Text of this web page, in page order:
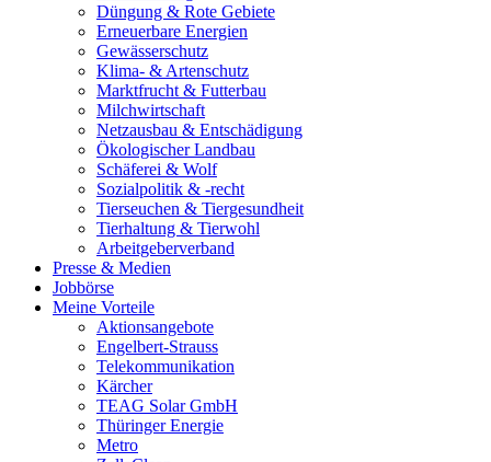
Düngung & Rote Gebiete
Erneuerbare Energien
Gewässerschutz
Klima- & Artenschutz
Marktfrucht & Futterbau
Milchwirtschaft
Netzausbau & Entschädigung
Ökologischer Landbau
Schäferei & Wolf
Sozialpolitik & -recht
Tierseuchen & Tiergesundheit
Tierhaltung & Tierwohl
Arbeitgeberverband
Presse & Medien
Jobbörse
Meine Vorteile
Aktionsangebote
Engelbert-Strauss
Telekommunikation
Kärcher
TEAG Solar GmbH
Thüringer Energie
Metro